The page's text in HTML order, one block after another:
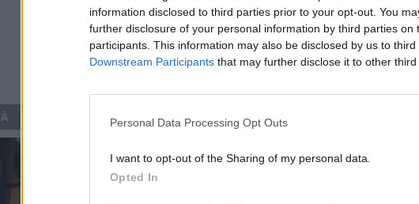
information disclosed to third parties prior to your opt-out. You
further disclosure of your personal information by third parties on
participants. This information may also be disclosed by us to
Downstream Participants that may further disclose it to other third
Personal Data Processing Opt Outs
I want to opt-out of the Sharing of my personal data.
Opted In